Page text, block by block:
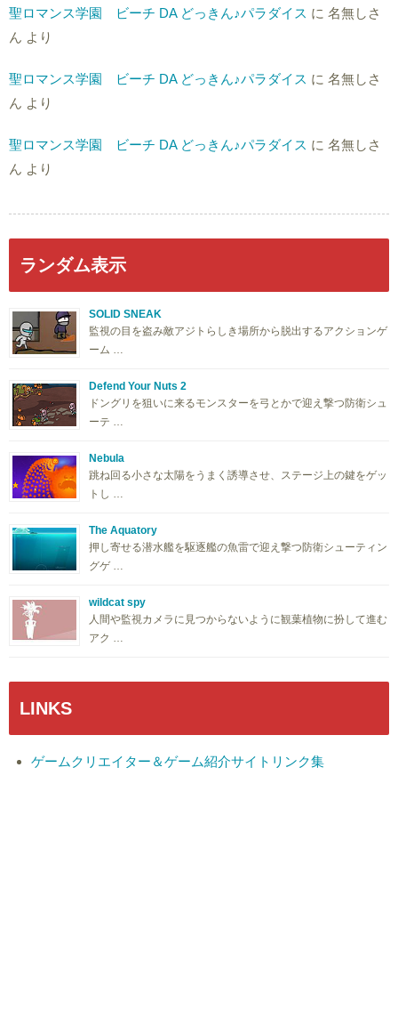
聖ロマンス学園 ビーチ DA どっきん♪パラダイス に 名無しさ
ん より
聖ロマンス学園 ビーチ DA どっきん♪パラダイス に 名無しさ
ん より
聖ロマンス学園 ビーチ DA どっきん♪パラダイス に 名無しさ
ん より
ランダム表示
SOLID SNEAK
監視の目を盗み敵アジトらしき場所から脱出するアクションゲ
ーム …
Defend Your Nuts 2
ドングリを狙いに来るモンスターを弓とかで迎え撃つ防衛シュ
ーテ …
Nebula
跳ね回る小さな太陽をうまく誘導させ、ステージ上の鍵をゲッ
トし …
The Aquatory
押し寄せる潜水艦を駆逐艦の魚雷で迎え撃つ防衛シューティン
グゲ …
wildcat spy
人間や監視カメラに見つからないように観葉植物に扮して進む
アク …
LINKS
ゲームクリエイター＆ゲーム紹介サイトリンク集